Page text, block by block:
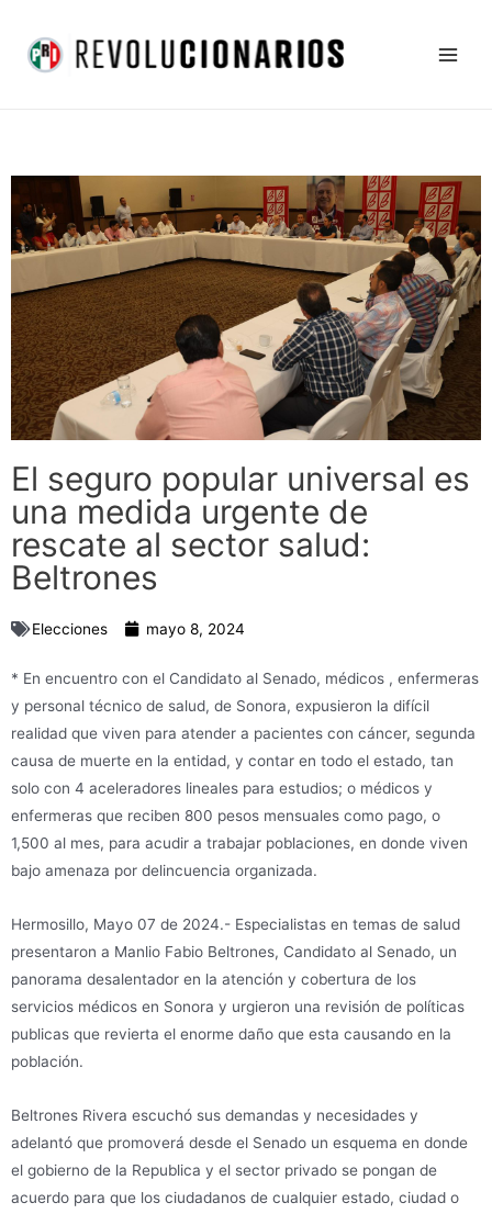
contenido
El seguro popular universal es
una medida urgente de
rescate al sector salud:
Beltrones
Elecciones mayo 8, 2024
* En encuentro con el Candidato al Senado, médicos , enfermeras
y personal técnico de salud, de Sonora, expusieron la difícil
realidad que viven para atender a pacientes con cáncer, segunda
causa de muerte en la entidad, y contar en todo el estado, tan
solo con 4 aceleradores lineales para estudios; o médicos y
enfermeras que reciben 800 pesos mensuales como pago, o
1,500 al mes, para acudir a trabajar poblaciones, en donde viven
bajo amenaza por delincuencia organizada.
Hermosillo, Mayo 07 de 2024.- Especialistas en temas de salud
presentaron a Manlio Fabio Beltrones, Candidato al Senado, un
panorama desalentador en la atención y cobertura de los
servicios médicos en Sonora y urgieron una revisión de políticas
publicas que revierta el enorme daño que esta causando en la
población.
Beltrones Rivera escuchó sus demandas y necesidades y
adelantó que promoverá desde el Senado un esquema en donde
el gobierno de la Republica y el sector privado se pongan de
acuerdo para que los ciudadanos de cualquier estado, ciudad o